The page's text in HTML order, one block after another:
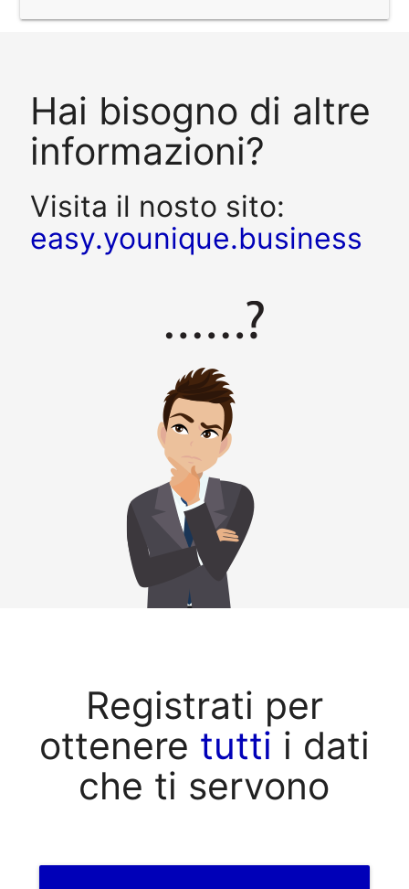
Hai bisogno di altre
informazioni?
Visita il nosto sito:
easy.younique.business
Registrati per
ottenere tutti i dati
che ti servono